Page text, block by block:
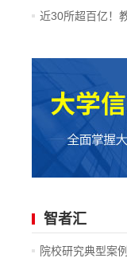
位、...
近30所超百亿！
智者汇
院校研究典型案